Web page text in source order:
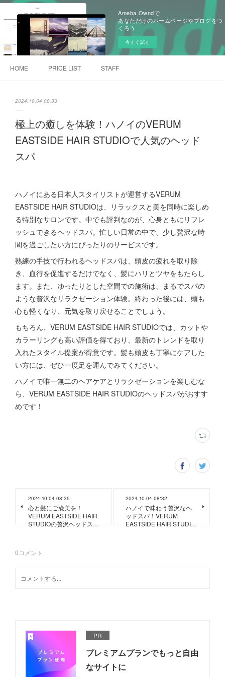
Ameba Owndで
あなただけのホームページやブログをつ
くろう
今すぐ試す
HOME PRICE LIST STAFF
2024.10.04 08:33
極上の癒しを体験！ハノイのVERUM
EASTSIDE HAIR STUDIOで人気のヘッド
スパ
ハノイにある日本人スタイリストが運営するVERUM
EASTSIDE HAIR STUDIOは、リラックスと美を同時に楽しめ
る特別なサロンです。中でも評判なのが、心身ともにリフレ
ッシュできるヘッドスパ。忙しい日常の中で、少し贅沢な時
間を過ごしたい方にぴったりのサービスです。
熟練の手技で行われるヘッドスパは、頭皮の疲れを取り除
き、血行を促進するだけでなく、髪にハリとツヤをもたらし
ます。また、ゆったりとした空間での施術は、まるでスパの
ような贅沢なリラクゼーション体験。終わった後には、頭も
心も軽くなり、元気を取り戻せることでしょう。
もちろん、VERUM EASTSIDE HAIR STUDIOでは、カットや
カラーリングも高い評価を得ており、最新のトレンドを取り
入れたスタイル提案が得意です。髪も頭皮も丁寧にケアした
い方には、ぜひ一度足を運んでみてください。
ハノイで唯一無二のヘアケアとリラクゼーションを楽しむな
ら、VERUM EASTSIDE HAIR STUDIOのヘッドスパがおすす
めです！
2024.10.04 08:35
心と髪にご褒美を！
VERUM EASTSIDE HAIR
STUDIOの贅沢ヘッドス…
2024.10.04 08:32
ハノイで味わう贅沢なヘ
ッドスパ！VERUM
EASTSIDE HAIR STUDI…
0コメント
PR
プレミアムプランでもっと自由
なサイトに